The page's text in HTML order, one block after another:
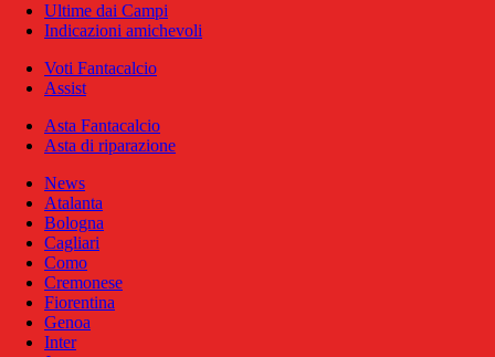
Ultime dai Campi
Indicazioni amichevoli
Voti Fantacalcio
Assist
Asta Fantacalcio
Asta di riparazione
News
Atalanta
Bologna
Cagliari
Como
Cremonese
Fiorentina
Genoa
Inter